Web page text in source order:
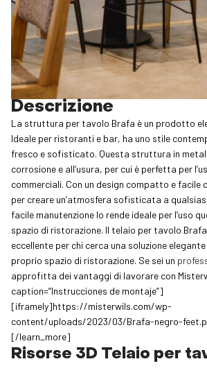
Descrizione
La struttura per tavolo Brafa è un prodotto
Ideale per ristoranti e bar, ha uno stile
fresco e sofisticato. Questa struttura in
corrosione e all’usura, per cui è perfetta per
commerciali. Con un design compatto e
per creare un’atmosfera sofisticata a
facile manutenzione lo rende ideale per l’uso
spazio di ristorazione. Il telaio per tavolo
eccellente per chi cerca una soluzione
proprio spazio di ristorazione. Se sei un
approfitta dei vantaggi di lavorare con
caption=”Instrucciones de montaje”]
[iframely]https://misterwils.com/wp-
content/uploads/2023/03/Brafa-negro-
[/learn_more]
Risorse 3D Telaio per